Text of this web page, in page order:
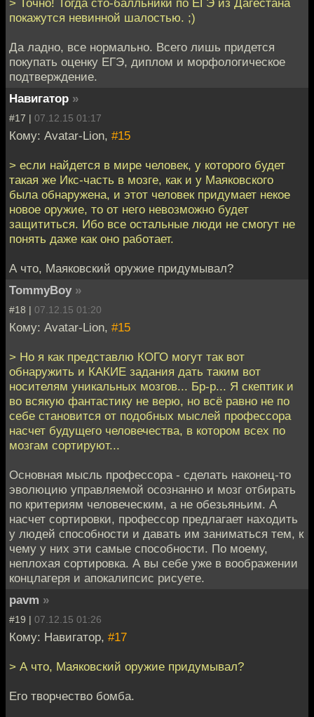
покажутся невинной шалостью. ;)
Да ладно, все нормально. Всего лишь придется
покупать оценку ЕГЭ, диплом и морфологическое
подтверждение.
Навигатор »
#17 | 07.12.15 01:17
Кому: Avatar-Lion, #15
> если найдется в мире человек, у которого будет
такая же Икс-часть в мозге, как и у Маяковского
была обнаружена, и этот человек придумает некое
новое оружие, то от него невозможно будет
защититься. Ибо все остальные люди не смогут не
понять даже как оно работает.
А что, Маяковский оружие придумывал?
TommyBoy »
#18 | 07.12.15 01:20
Кому: Avatar-Lion, #15
> Но я как представлю КОГО могут так вот
обнаружить и КАКИЕ задания дать таким вот
носителям уникальных мозгов... Бр-р... Я скептик и
во всякую фантастику не верю, но всё равно не по
себе становится от подобных мыслей профессора
насчет будущего человечества, в котором всех по
мозгам сортируют...
Основная мысль профессора - сделать наконец-то
эволюцию управляемой осознанно и мозг отбирать
по критериям человеческим, а не обезьяньим. А
насчет сортировки, профессор предлагает находить
у людей способности и давать им заниматься тем, к
чему у них эти самые способности. По моему,
неплохая сортировка. А вы себе уже в воображении
концлагеря и апокалипсис рисуете.
pavm »
#19 | 07.12.15 01:26
Кому: Навигатор, #17
> А что, Маяковский оружие придумывал?
Его творчество бомба.